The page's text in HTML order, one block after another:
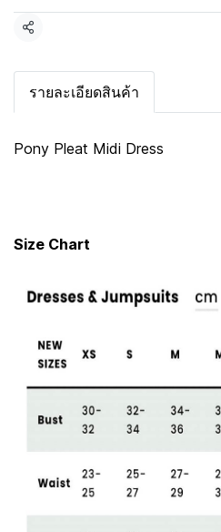
แชร์
รายละเอียดสินค้า
Pony Pleat Midi Dress
Size Chart